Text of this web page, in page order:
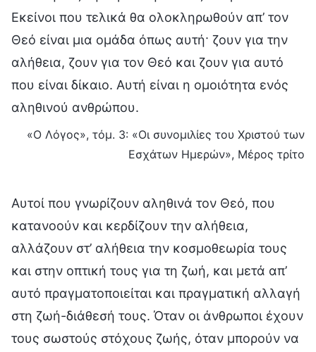
Εκείνοι που τελικά θα ολοκληρωθούν απ’ τον
Θεό είναι μια ομάδα όπως αυτή· ζουν για την
αλήθεια, ζουν για τον Θεό και ζουν για αυτό
που είναι δίκαιο. Αυτή είναι η ομοιότητα ενός
αληθινού ανθρώπου.
«Ο Λόγος», τόμ. 3: «Οι συνομιλίες του Χριστού των
Εσχάτων Ημερών», Μέρος τρίτο
Αυτοί που γνωρίζουν αληθινά τον Θεό, που
κατανοούν και κερδίζουν την αλήθεια,
αλλάζουν στ’ αλήθεια την κοσμοθεωρία τους
και στην οπτική τους για τη ζωή, και μετά απ’
αυτό πραγματοποιείται και πραγματική αλλαγή
στη ζωή-διάθεσή τους. Όταν οι άνθρωποι έχουν
τους σωστούς στόχους ζωής, όταν μπορούν να